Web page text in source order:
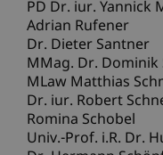
PD Dr. iur. Yannick
Adrian Rufener
Dr. Dieter Santner
MMag. Dr. Dominik
MLaw Matthias
Dr. iur. Robert
Romina Schobel
Univ.-Prof. i.R. Dr.